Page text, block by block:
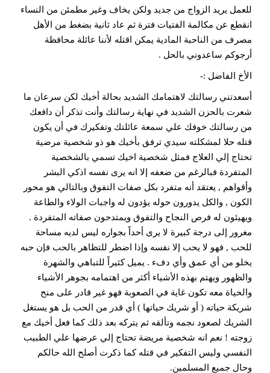
للعمل يريد الزواج من جديد ولكن يخاف وغير مطمئن من النساء
انقطع عن مكالمة الفتيات فترة ثم عاد ثانية بضغط من الأهل
مصرف من الناحبة المادية يمكن اقتله لأننا عائلة محافظة
أرجوكم ساعدوني بالحل .
الأخ الفاضل :-
أسعدتني رسالتك لاهتمامك الشديد بحالة أخيك لكن سرعان ما
شعرت بالحزن الشديد في نهاية رسالتك وأنت تذكر أن دافعك
من رسالتك خوفك علي سمعة عائلتك وتفكيرك في أن يكون
قتله حلا لمشكلته سيدي ترفق بأخيك هو ذو شخصية مرضية
تحتاج إلي العلاج فمثل شخصية اخيك تسمي بالشخصية
المتفردة فبالرغم من ضعفه إلا انه يرى نفسه اذكي البشر
وأقواهم , يعتقد أنه متفرد بكل صفات التفوق وبالتالي هو محور
الكون , والكل يدورون حوله يؤدون له واجبات الولاء والطاعة
ويهيئون له فرص النجاح والتفوق ويمتدحون صفاته المتفردة .
مغرور إلى درجة كبيرة لا يرى أحداً بجواره ليس لديه مساحة
للحب , فهو لا يحب إلا نفسه وإذا اضطر للتظاهر بالحب فإن حبه
يخلو من أي عمق وأي دفء . يميل كثيراً للتباهي والشهرة
والظهور ويهتم بهذه الأشياء أكثر من اهتمامه بجوهر الأشياء
والحياة معه تكون غاية في الصعوبة فهو غير قادر على منح
شريكة حياته ( أو شريك حياتها ) أي قدر من الحب بل هو يستغل
الشريك لصعود نجمه وتألقه ثم يتركه بعد ذلك كما فعل أخيك مع
زوجته ! نعم انه شخصية مريضة تحتاج إلي عرضها علي الطبيب
النفسي وليس التفكير في قتله كما ذكرت أصلح الله حالكم
وحال جميع المسلمين.